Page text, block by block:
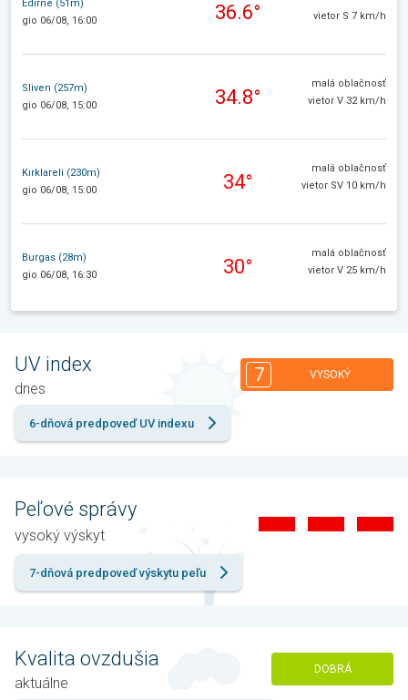
Edirne (51m)
gio 06/08, 16:00
36.6°
vietor S 7 km/h
Sliven (257m)
gio 06/08, 15:00
34.8°
malá oblačnosť
vietor V 32 km/h
Kırklareli (230m)
gio 06/08, 15:00
34°
malá oblačnosť
vietor SV 10 km/h
Burgas (28m)
gio 06/08, 16:30
30°
malá oblačnosť
vietor V 25 km/h
UV index
dnes
7 VYSOKÝ
6-dňová predpoveď UV indexu
Peľové správy
vysoký výskyt
7-dňová predpoveď výskytu peľu
Kvalita ovzdušia
aktuálne
DOBRÁ